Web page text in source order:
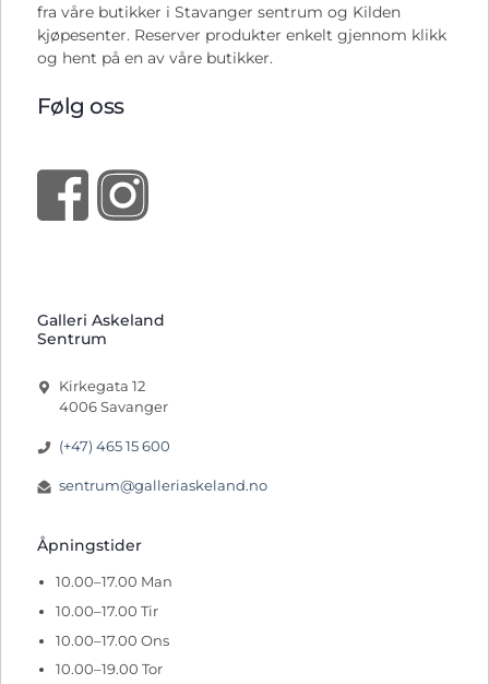
fra våre butikker i Stavanger sentrum og Kilden
kjøpesenter. Reserver produkter enkelt gjennom klikk
og hent på en av våre butikker.
Følg oss
Galleri Askeland
Sentrum
Kirkegata 12
4006 Savanger
(+47) 465 15 600
sentrum@galleriaskeland.no
Åpningstider
10.00–17.00 Man
10.00–17.00 Tir
10.00–17.00 Ons
10.00–19.00 Tor